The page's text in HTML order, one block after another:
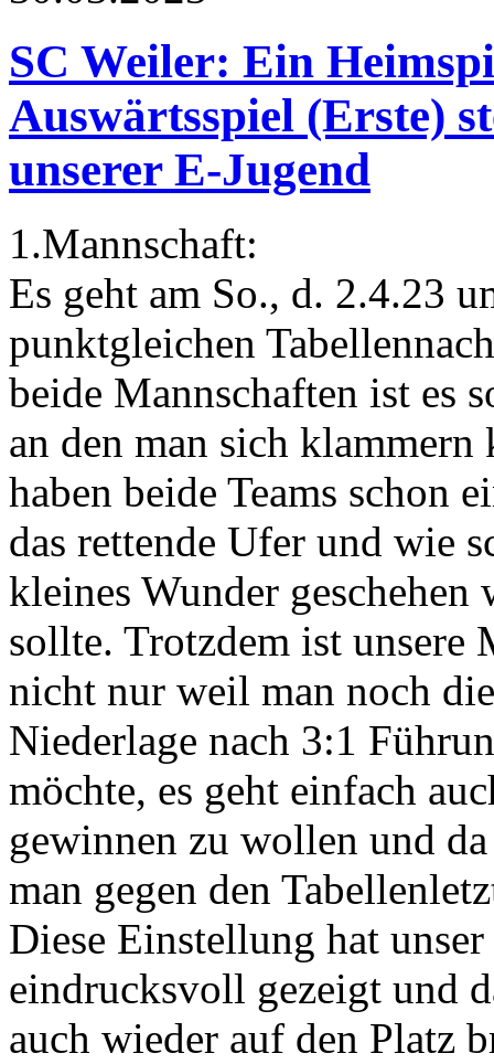
SC Weiler: Ein
Auswärtsspiel (Erste)
unserer E-Jugend
1.Mannschaft:
Es geht am So., d. 2.4.23
punktgleichen
beide Mannschaften ist es
an den man sich klammern
haben beide Teams schon
das rettende Ufer und wie
kleines Wunder geschehen
sollte. Trotzdem ist unsere
nicht nur weil man noch
Niederlage nach 3:1
möchte, es geht einfach
gewinnen zu wollen und
man gegen den
Diese Einstellung hat
eindrucksvoll gezeigt und
auch wieder auf den Platz